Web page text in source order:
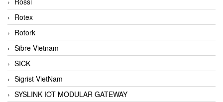
Rotex
Rotork
Sibre Vietnam
SICK
Sigrist VietNam
SYSLINK IOT MODULAR GATEWAY